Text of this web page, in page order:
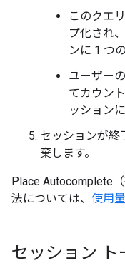
このクエ
プ化され
ンに 1 つ
ユーザー
てカウン
ッション
セッションが終
棄します。
Place Autocomplete
法については、 使用
セッション ト